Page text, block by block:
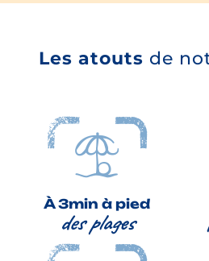
Les atouts de
À 3min à pied
des plages